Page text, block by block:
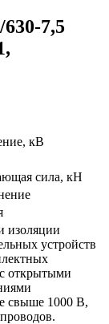
7,5
кВ
сила, кН
изоляции
устройств
открытыми
свыше 1000 В,